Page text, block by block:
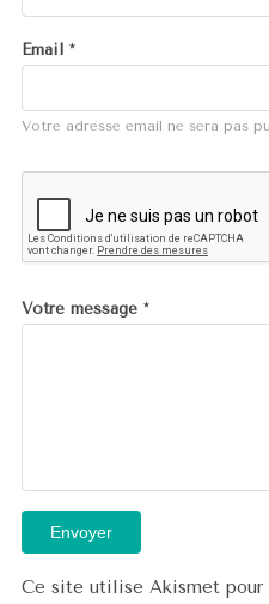
Email *
Votre adresse email ne sera pas
Votre message *
Envoyer
Ce site utilise Akismet pour